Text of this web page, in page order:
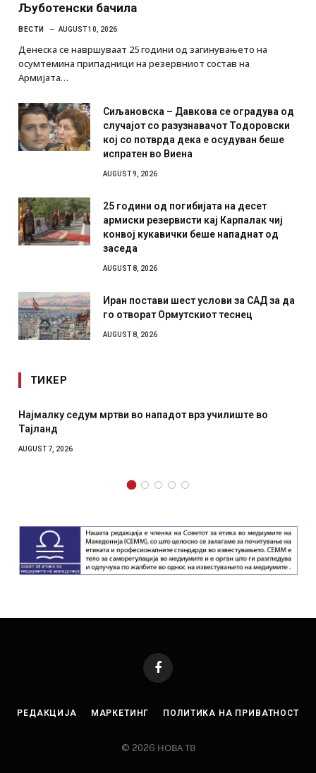
Љуботенски бачила
ВЕСТИ AUGUST 10, 2026
Денеска се навршуваат 25 години од загинувањето на
осумтемина припадници на резервниот состав на
Армијата…
Сиљановска – Давкова се оградува од
случајот со разузнавачот Тодоровски
кој со потврда дека е осудуван беше
испратен во Виена
AUGUST 9, 2026
25 години од погибијата на десет
армиски резервисти кај Карпалак чиј
конвој кукавички беше нападнат од
заседа
AUGUST 8, 2026
Иран постави шест услови за САД за да
го отворат Ормутскиот теснец
AUGUST 8, 2026
ТИКЕР
седум мртви во нападот врз училиште во
СОЗИС:
Facebook
РЕДАКЦИЈА МАРКЕТИНГ ПОЛИТИКА НА ПРИВАТНОСТ
© 2026 НОВА ТВ